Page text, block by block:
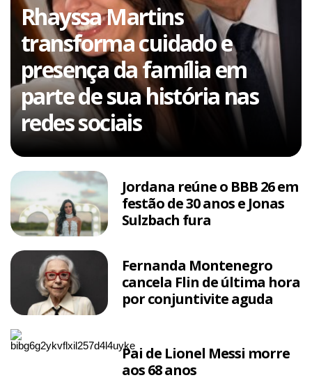
Rhayssa Martins
transforma cuidado e
presença da família em
parte de sua história nas
redes sociais
Jordana reúne o BBB 26 em
festão de 30 anos e Jonas
Sulzbach fura
Fernanda Montenegro
cancela Flin de última hora
por conjuntivite aguda
Pai de Lionel Messi morre
aos 68 anos